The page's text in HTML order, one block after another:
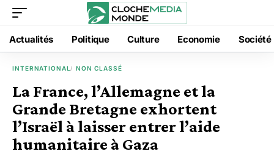
Actualités Politique Culture Economie Société
INTERNATIONAL NON CLASSÉ
La France, l’Allemagne et la
Grande Bretagne exhortent
l’Israël à laisser entrer l’aide
humanitaire à Gaza